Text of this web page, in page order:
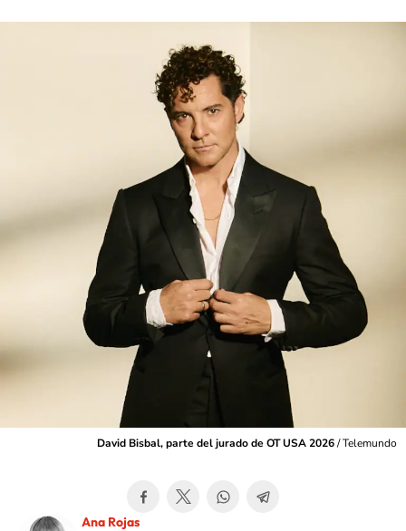
David Bisbal, parte del jurado de OT USA 2026/Telemundo
Ana Rojas